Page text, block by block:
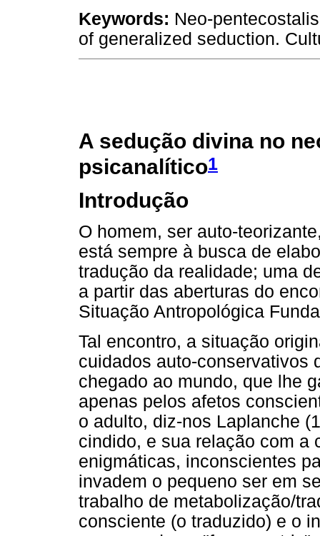
Keywords: Neo-
of generalized seduction.
A sedução divina no
psicanalítico1
Introdução
O homem, ser auto-
está sempre à busca de
tradução da realidade; uma
a partir das aberturas do
Situação Antropológica
Tal encontro, a situação
cuidados auto-conservativos
chegado ao mundo, que lhe
apenas pelos afetos
o adulto, diz-nos Laplanche
cindido, e sua relação com a
enigmáticas, inconscientes
invadem o pequeno ser em
trabalho de metabolização/
consciente (o traduzido) e o